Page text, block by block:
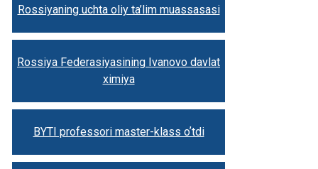
Rossiyaning uchta oliy ta’lim muassasasi
Rossiya Federasiyasining Ivanovo davlat
ximiya
BYTI professori master-klass oʼtdi